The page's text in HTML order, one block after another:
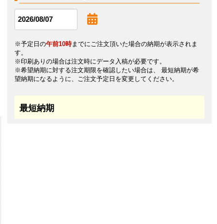
※予定日の午前10時までにご注文頂いた場合の納期が表示されま
す。
※印刷ありの場合は注文時にデータ入稿が必要です。
※希望納期に対する注文期限を確認したい場合は、 最短納期が希
望納期になるように、ご注文予定日を変更してください。
最短納期